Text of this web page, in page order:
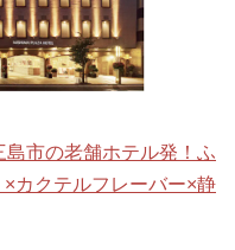
市の老舗ホテル発！ふ
カクテルフレーバー×静